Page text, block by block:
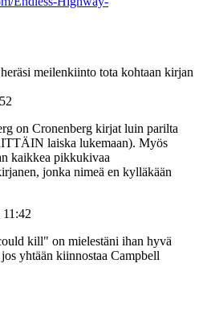
meilenkiinto tota kohtaan kirjan
on Cronenberg kirjat luin parilta
laiska lukemaan). Myös
kaikkea pikkukivaa
jonka nimeä en kylläkään
kill" on mielestäni ihan hyvä
yhtään kiinnostaa Campbell